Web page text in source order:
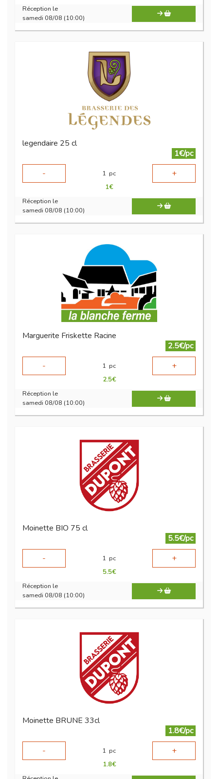
Réception le
samedi 08/08 (10:00)
legendaire 25 cl
1€/pc
-
1 pc +
1€
Réception le
samedi 08/08 (10:00)
Marguerite Friskette Racine
2.5€/pc
-
1 pc +
2.5€
Réception le
samedi 08/08 (10:00)
Moinette BIO 75 cl
5.5€/pc
-
1 pc +
5.5€
Réception le
samedi 08/08 (10:00)
Moinette BRUNE 33cl
1.8€/pc
-
1 pc +
1.8€